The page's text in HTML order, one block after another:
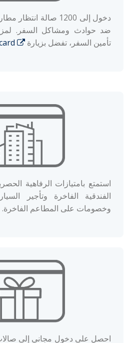
دخول إلى 1200 صالة
ضد حوادث ومشاكل السفر.
تأمين السفر، تفضل بزيارة
استمتع بامتيازات الرفاهية
الفندقية الفاخرة وتأجير
وخصومات على المطاعم الفاخرة.
احصل على دخول مجاني إلى